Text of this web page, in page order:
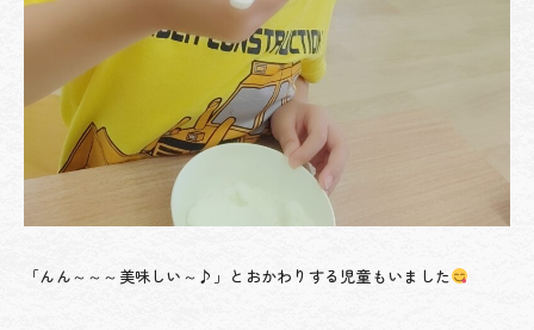
「んん～～～美味しい～♪」とおかわりする児童もいました